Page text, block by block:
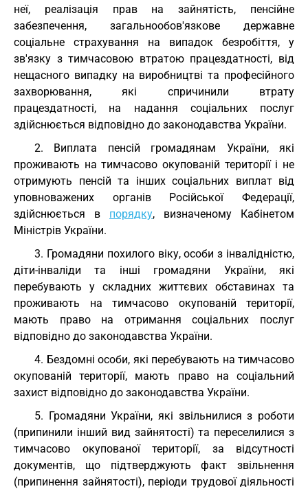
неї, реалізація прав на зайнятість, пенсійне
забезпечення, загальнообов'язкове державне
соціальне страхування на випадок безробіття, у
зв'язку з тимчасовою втратою працездатності, від
нещасного випадку на виробництві та професійного
захворювання, які спричинили втрату
працездатності, на надання соціальних послуг
здійснюється відповідно до законодавства України.
2. Виплата пенсій громадянам України, які
проживають на тимчасово окупованій території і не
отримують пенсій та інших соціальних виплат від
уповноважених органів Російської Федерації,
здійснюється в порядку, визначеному Кабінетом
Міністрів України.
3. Громадяни похилого віку, особи з інвалідністю,
діти-інваліди та інші громадяни України, які
перебувають у складних життєвих обставинах та
проживають на тимчасово окупованій території,
мають право на отримання соціальних послуг
відповідно до законодавства України.
4. Бездомні особи, які перебувають на тимчасово
окупованій території, мають право на соціальний
захист відповідно до законодавства України.
5. Громадяни України, які звільнилися з роботи
(припинили інший вид зайнятості) та переселилися з
тимчасово окупованої території, за відсутності
документів, що підтверджують факт звільнення
(припинення зайнятості), періоди трудової діяльності